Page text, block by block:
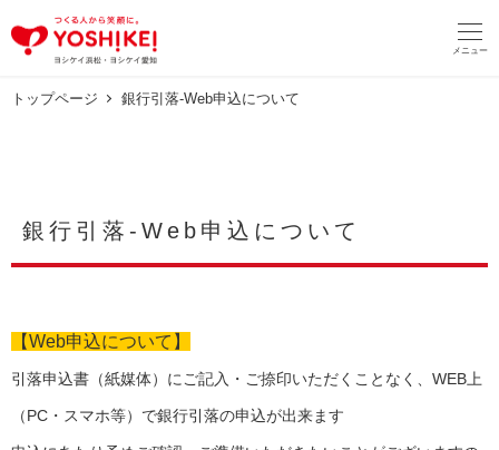
イ
メニュー
トップページ 銀行引落-Web申込について
銀行引落-Web申込について
【Web申込について】
引落申込書（紙媒体）にご記入・ご捺印いただくことなく、WEB上
（PC・スマホ等）で銀行引落の申込が出来ます